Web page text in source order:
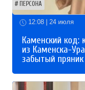
ПЕРСОНА
12:08 | 24 июля
Каменский код:
из Каменска-
забытый пряник